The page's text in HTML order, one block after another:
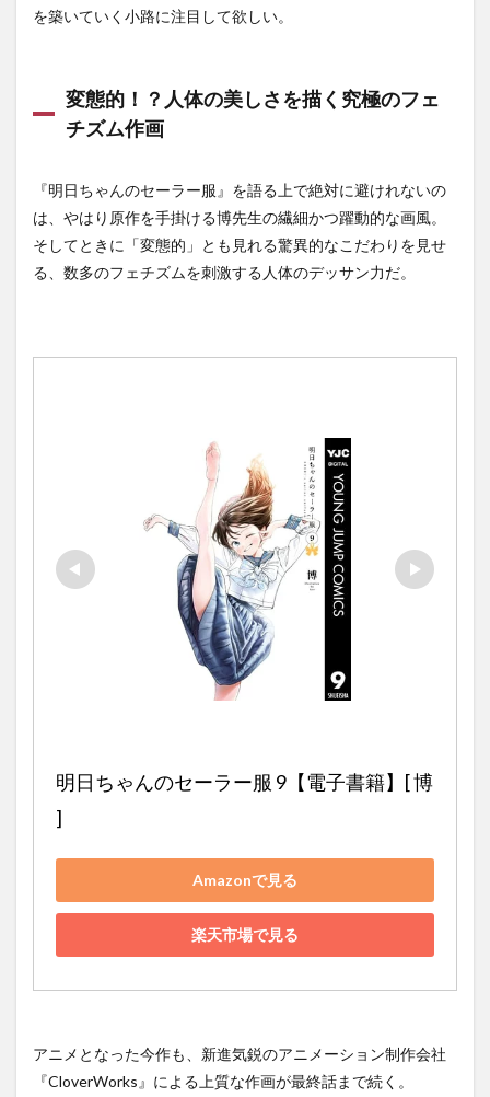
を築いていく小路に注目して欲しい。
変態的！？人体の美しさを描く究極のフェ
チズム作画
『明日ちゃんのセーラー服』を語る上で絶対に避けれないの
は、やはり原作を手掛ける博先生の繊細かつ躍動的な画風。
そしてときに 「変態的」とも見れる驚異的なこだわりを見せ
る、数多のフェチズムを刺激する人体のデッサン力だ。
明日ちゃんのセーラー服 9【電子書籍】[ 博
]
Amazonで見る
楽天市場で見る
アニメとなった今作も、新進気鋭のアニメーション制作会社
『CloverWorks』による上質な作画が最終話まで続く。